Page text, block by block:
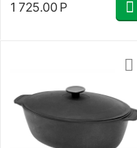
1 725.00 Р